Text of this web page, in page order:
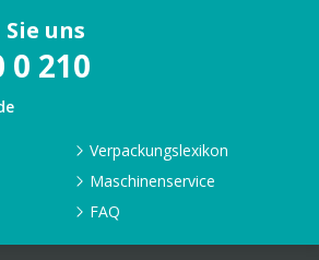
uns
0 210
Verpackungslexikon
Maschinenservice
FAQ